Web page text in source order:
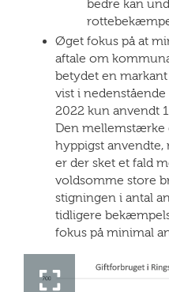
bedre kan
Øget fokus på at
aftale om
betydet en
vist i nedenstående
2022 kun anvendt
Den mellemstærke
hyppigst anvendte,
er der sket et fald
voldsomme store
stigningen i antal
tidligere
fokus på minimal